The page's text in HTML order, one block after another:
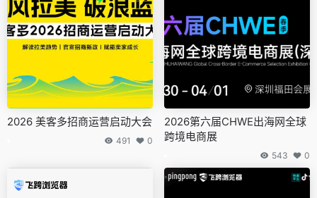
2026 美客多招商运营启动大会
491 0
2026第六届CHWE出海网全球
跨境电商展
543 0